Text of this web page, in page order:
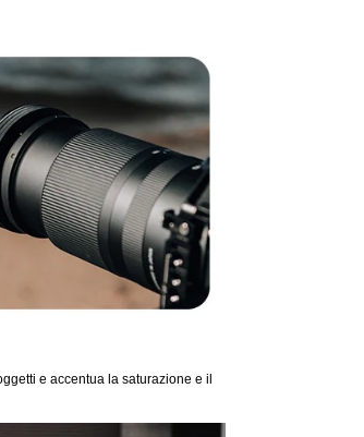
e accentua la saturazione e il